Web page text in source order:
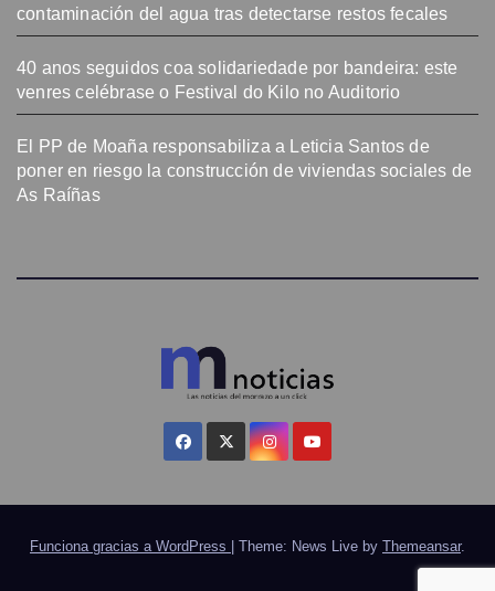
contaminación del agua tras detectarse restos fecales
40 anos seguidos coa solidariedade por bandeira: este
venres celébrase o Festival do Kilo no Auditorio
El PP de Moaña responsabiliza a Leticia Santos de
poner en riesgo la construcción de viviendas sociales de
As Raíñas
Funciona gracias a WordPress Theme: News Live by Themeansar.